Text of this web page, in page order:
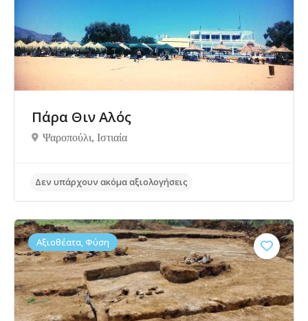
Πάρα Θιν Αλός
Ψαροπούλι, Ιστιαία
Αξιοθέατα, Φύση